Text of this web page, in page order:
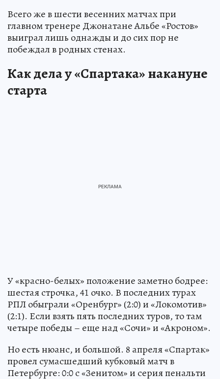
Всего же в шести весенних матчах при
главном тренере Джонатане Альбе «Ростов»
выиграл лишь однажды и до сих пор не
побеждал в родных стенах.
Как дела у «Спартака» накануне
старта
У «красно-белых» положение заметно бодрее:
шестая строчка, 41 очко. В последних турах
РПЛ обыграли «Оренбург» (2:0) и «Локомотив»
(2:1). Если взять пять последних туров, то там
четыре победы – еще над «Сочи» и «Акроном».
Но есть нюанс, и большой. 8 апреля «Спартак»
провел сумасшедший кубковый матч в
Петербурге: 0:0 с «Зенитом» и серия пенальти